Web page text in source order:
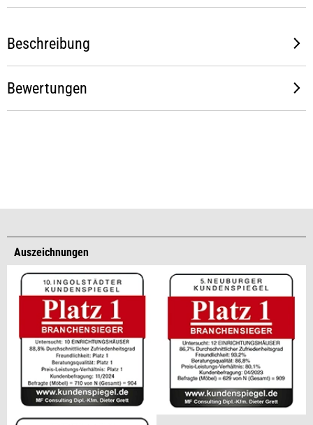
Beschreibung
Bewertungen
Auszeichnungen